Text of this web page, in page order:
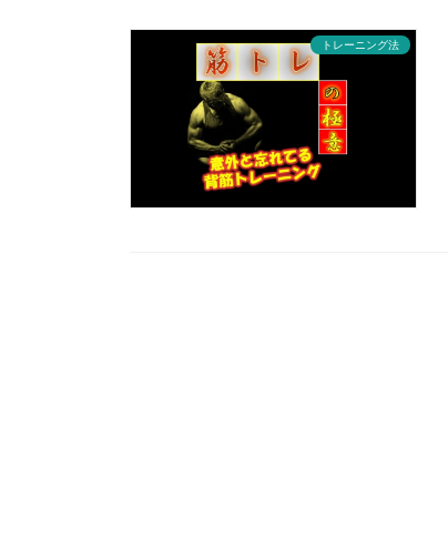
トレーニング法